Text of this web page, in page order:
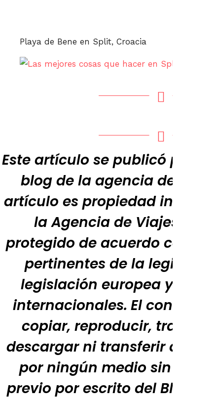
Playa de Bene en Split, Croacia
Este artículo se publicó por
blog de la agencia de viajes
artículo es propiedad
la Agencia de Viajes
protegido de acuerdo con las
pertinentes de la
legislación europea y las
internacionales. El
copiar, reproducir,
descargar ni transferir de
por ningún medio sin el
previo por escrito del Blog de